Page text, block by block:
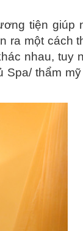
tiện giúp
ra một cách
nhau, tuy
Spa/ thẩm